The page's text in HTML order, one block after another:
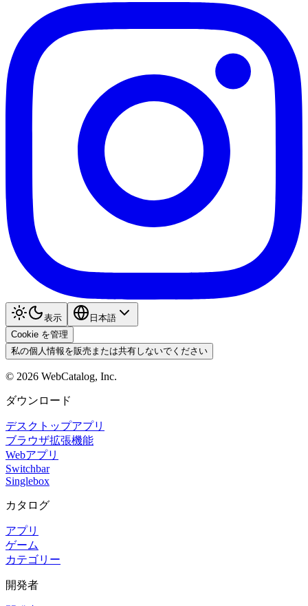
表示
日本語
Cookie を管理
私の個人情報を販売または共有しないでください
© 2026 WebCatalog, Inc.
ダウンロード
デスクトップアプリ
ブラウザ拡張機能
Webアプリ
Switchbar
Singlebox
カタログ
アプリ
ゲーム
カテゴリー
開発者